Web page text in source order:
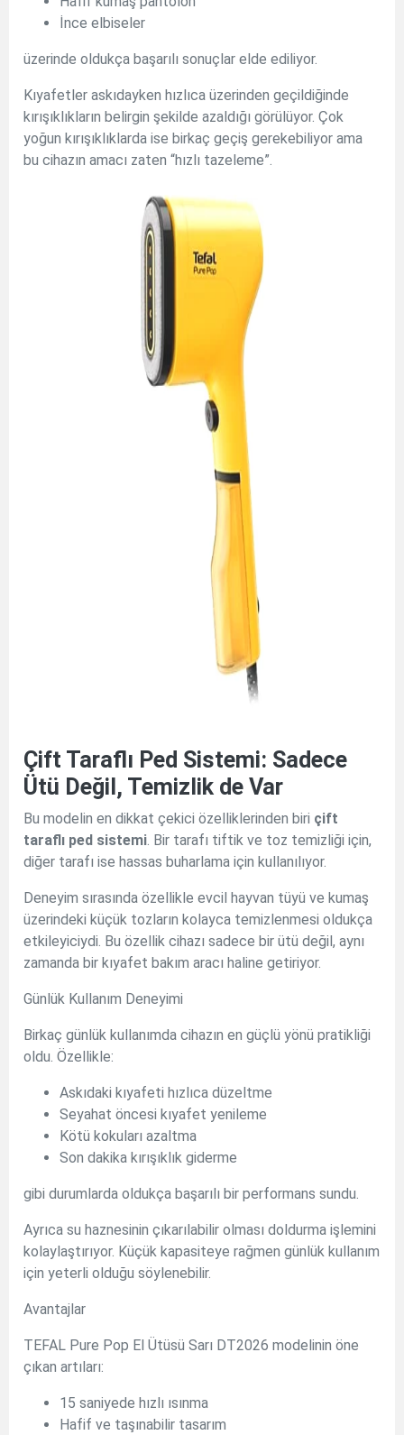
İnce elbiseler
üzerinde oldukça başarılı sonuçlar elde ediliyor.
Kıyafetler askıdayken hızlıca üzerinden geçildiğinde
kırışıklıkların belirgin şekilde azaldığı görülüyor. Çok
yoğun kırışıklıklarda ise birkaç geçiş gerekebiliyor ama
bu cihazın amacı zaten “hızlı tazeleme”.
Çift Taraflı Ped Sistemi: Sadece
Ütü Değil, Temizlik de Var
Bu modelin en dikkat çekici özelliklerinden biri çift
taraflı ped sistemi . Bir tarafı tiftik ve toz temizliği için,
diğer tarafı ise hassas buharlama için kullanılıyor.
Deneyim sırasında özellikle evcil hayvan tüyü ve kumaş
üzerindeki küçük tozların kolayca temizlenmesi oldukça
etkileyiciydi. Bu özellik cihazı sadece bir ütü değil, aynı
zamanda bir kıyafet bakım aracı haline getiriyor.
Günlük Kullanım Deneyimi
Birkaç günlük kullanımda cihazın en güçlü yönü pratikliği
oldu. Özellikle:
Askıdaki kıyafeti hızlıca düzeltme
Seyahat öncesi kıyafet yenileme
Kötü kokuları azaltma
Son dakika kırışıklık giderme
gibi durumlarda oldukça başarılı bir performans sundu.
Ayrıca su haznesinin çıkarılabilir olması doldurma işlemini
kolaylaştırıyor. Küçük kapasiteye rağmen günlük kullanım
için yeterli olduğu söylenebilir.
Avantajlar
TEFAL Pure Pop El Ütüsü Sarı DT2026 modelinin öne
çıkan artıları:
15 saniyede hızlı ısınma
Hafif ve taşınabilir tasarım